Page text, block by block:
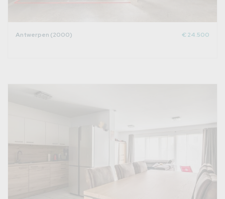
Antwerpen (2000) € 24.500